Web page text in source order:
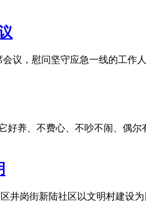
议，慰问坚守应急一线的工
养、不费心、不吵不闹、偶
岗街新陆社区以文明村建设